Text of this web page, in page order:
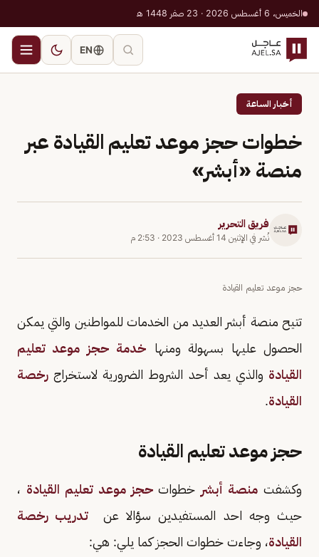
الخميس، 6 أغسطس 2026 · 23 صفر 1448 هـ
EN
أخبار الساعة
خطوات حجز موعد تعليم القيادة عبر
منصة «أبشر»
فريق التحرير
نُشر في الإثنين 14 أغسطس 2023 · 2:53 م
حجز موعد تعليم القيادة
تتيح منصة أبشر العديد من الخدمات للمواطنين والتي يمكن
الحصول عليها بسهولة ومنها خدمة حجز موعد تعليم
القيادة والذي يعد أحد الشروط الضرورية لاستخراج رخصة
القيادة.
حجز موعد تعليم القيادة
وكشفت منصة أبشر خطواتحجز موعد تعليم القيادة ،
حيث وجه احد المستفيدين سؤالا عن تدريب رخصة
القيادة، وجاءت خطوات الحجز كما يلي: هي: